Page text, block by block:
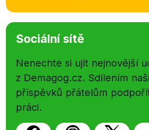
Sociální sítě
Nenechte si ujít nejnovější
z Demagog.cz. Sdílením
příspěvků přátelům
práci.